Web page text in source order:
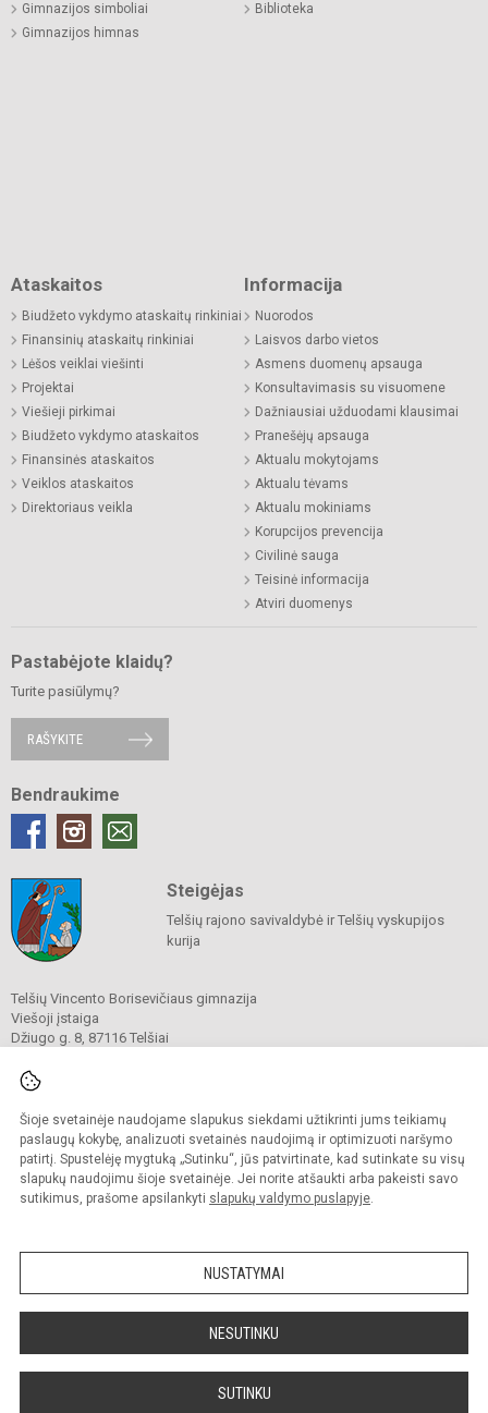
Šioje svetainėje naudojame slapukus siekdami užtikrinti jums teikiamų
paslaugų kokybę, analizuoti svetainės naudojimą ir optimizuoti naršymo
patirtį. Spustelėję mygtuką „Sutinku“, jūs patvirtinate, kad sutinkate su visų
slapukų naudojimu šioje svetainėje. Jei norite atšaukti arba pakeisti savo
sutikimus, prašome apsilankyti slapukų valdymo puslapyje.
NUSTATYMAI
NESUTINKU
SUTINKU
Gimnazijos simboliai
Gimnazijos himnas
Biblioteka
Ataskaitos
Biudžeto vykdymo ataskaitų rinkiniai
Finansinių ataskaitų rinkiniai
Lėšos veiklai viešinti
Projektai
Viešieji pirkimai
Biudžeto vykdymo ataskaitos
Finansinės ataskaitos
Veiklos ataskaitos
Direktoriaus veikla
Informacija
Nuorodos
Laisvos darbo vietos
Asmens duomenų apsauga
Konsultavimasis su visuomene
Dažniausiai užduodami klausimai
Pranešėjų apsauga
Aktualu mokytojams
Aktualu tėvams
Aktualu mokiniams
Korupcijos prevencija
Civilinė sauga
Teisinė informacija
Atviri duomenys
Pastabėjote klaidų?
Turite pasiūlymų?
RAŠYKITE
Bendraukime
Steigėjas
Telšių rajono savivaldybė ir Telšių vyskupijos
kurija
Telšių Vincento Borisevičiaus gimnazija
Viešoji įstaiga
Džiugo g. 8, 87116 Telšiai
El. p.
Duomenys kaupiami ir saugomi
Juridinių asmenų registre
Įmonės kodas 190556414
Kopijuoti turinį be raštiško gimnazijos sutikimo griežtai draudžiama.
Prieinamumo paraiška Slapukų politika
svetainę